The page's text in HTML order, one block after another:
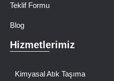
Teklif Formu
Blog
Hizmetlerimiz
Kimyasal Atık Taşıma